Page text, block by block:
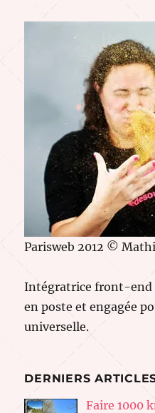
Parisweb 2012 ©
Intégratrice front-end
en poste et engagée
universelle.
DERNIERS
Faire 1000